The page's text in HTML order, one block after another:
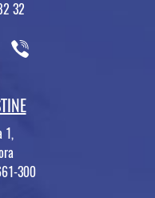
32
1,
300